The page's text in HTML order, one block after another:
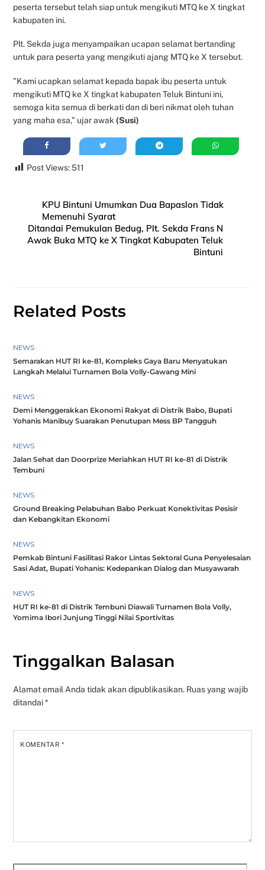
peserta tersebut telah siap untuk mengikuti MTQ ke X tingkat
kabupaten ini.
Plt. Sekda juga menyampaikan ucapan selamat bertanding
untuk para peserta yang mengikuti ajang MTQ ke X tersebut.
”Kami ucapkan selamat kepada bapak ibu peserta untuk
mengikuti MTQ ke X tingkat kabupaten Teluk Bintuni ini,
semoga kita semua di berkati dan di beri nikmat oleh tuhan
yang maha esa,” ujar awak(Susi)
Post Views: 511
KPU Bintuni Umumkan Dua Bapaslon Tidak
Memenuhi Syarat
Ditandai Pemukulan Bedug, Plt. Sekda Frans N
Awak Buka MTQ ke X Tingkat Kabupaten Teluk
Bintuni
Related Posts
NEWS
Semarakan HUT RI ke-81, Kompleks Gaya Baru Menyatukan
Langkah Melalui Turnamen Bola Volly-Gawang Mini
NEWS
Demi Menggerakkan Ekonomi Rakyat di Distrik Babo, Bupati
Yohanis Manibuy Suarakan Penutupan Mess BP Tangguh
NEWS
Jalan Sehat dan Doorprize Meriahkan HUT RI ke-81 di Distrik
Tembuni
NEWS
Ground Breaking Pelabuhan Babo Perkuat Konektivitas Pesisir
dan Kebangkitan Ekonomi
NEWS
Pemkab Bintuni Fasilitasi Rakor Lintas Sektoral Guna Penyelesaian
Sasi Adat, Bupati Yohanis: Kedepankan Dialog dan Musyawarah
NEWS
HUT RI ke-81 di Distrik Tembuni Diawali Turnamen Bola Volly,
Yomima Ibori Junjung Tinggi Nilai Sportivitas
Tinggalkan Balasan
Alamat email Anda tidak akan dipublikasikan. Ruas yang wajib
ditandai*
KOMENTAR*